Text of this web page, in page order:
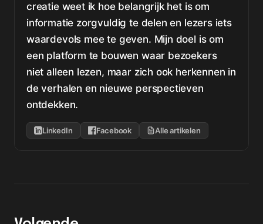
creatie weet ik hoe belangrijk het is om
informatie zorgvuldig te delen en lezers iets
waardevols mee te geven. Mijn doel is om
een platform te bouwen waar bezoekers
niet alleen lezen, maar zich ook herkennen in
de verhalen en nieuwe perspectieven
ontdekken.
LinkedIn Facebook Alle artikelen